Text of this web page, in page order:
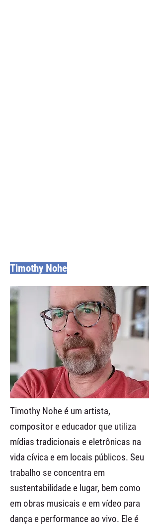
Timothy Nohe
Timothy Nohe é um artista,
compositor e educador que utiliza
mídias tradicionais e eletrônicas na
vida cívica e em locais públicos. Seu
trabalho se concentra em
sustentabilidade e lugar, bem como
em obras musicais e em vídeo para
dança e performance ao vivo. Ele é